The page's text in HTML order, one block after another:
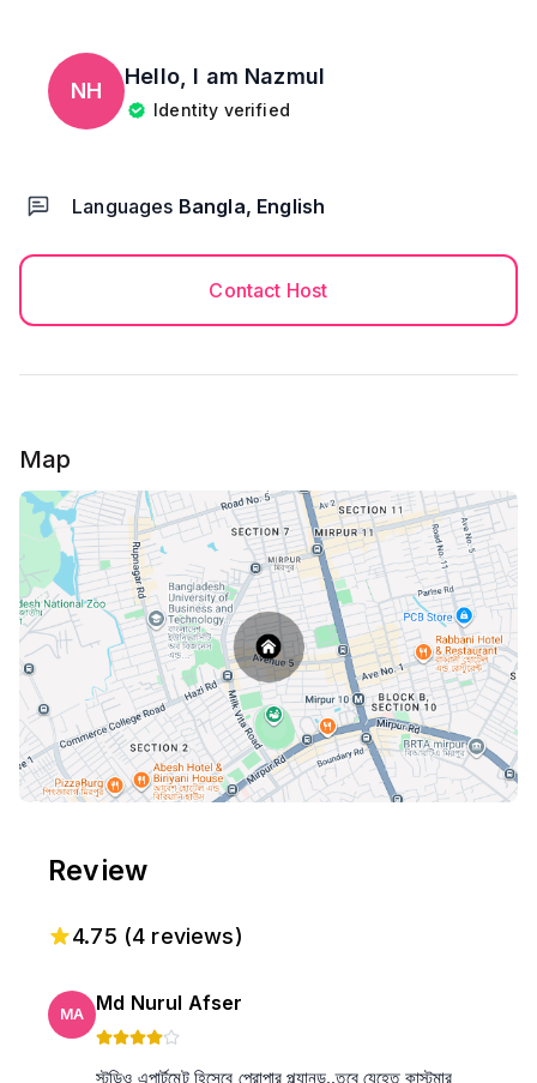
NH
Hello, I am Nazmul
Identity verified
Languages Bangla, English
Contact Host
Map
Review
4.75 (4 reviews)
MA Md Nurul Afser
স্টুডিও এপার্টমেন্ট হিসেবে প্রোপার প্ল্যানড..তবে যেহেতু কাস্টমার